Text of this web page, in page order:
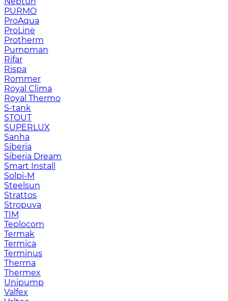
PURMO
ProAqua
ProLine
Protherm
Pumpman
Rifar
Rispa
Rommer
Royal Clima
Royal Thermo
S-tank
STOUT
SUPERLUX
Sanha
Siberia
Siberia Dream
Smart Install
Solpi-M
Steelsun
Strattos
Stropuva
TIM
Teplocom
Termak
Termica
Terminus
Therma
Thermex
Unipump
Valfex